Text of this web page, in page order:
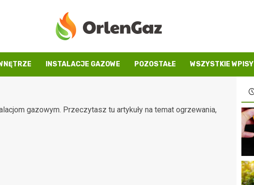
INSTALACJE GAZOWE POZOSTAŁE WSZYSTKIE WPISY
gazowym. Przeczytasz tu artykuły na temat ogrzewania,